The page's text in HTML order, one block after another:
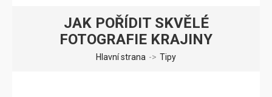
JAK POŘÍDIT SKVĚLÉ
FOTOGRAFIE KRAJINY
Hlavní strana -> Tipy